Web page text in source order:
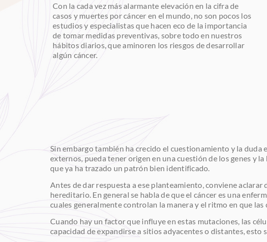
Con la cada vez más alarmante elevación en la cifra de
casos y muertes por cáncer en el mundo, no son pocos los
estudios y especialistas que hacen eco de la importancia
de tomar medidas preventivas, sobre todo en nuestros
hábitos diarios, que aminoren los riesgos de desarrollar
algún cáncer.
Sin embargo también ha crecido el cuestionamiento y la
externos, pueda tener origen en una cuestión de los genes y
que ya ha trazado un patrón bien identificado.
Antes de dar respuesta a ese planteamiento, conviene
hereditario. En general se habla de que el cáncer es una
cuales generalmente controlan la manera y el ritmo en que
Cuando hay un factor que influye en estas mutaciones, las
capacidad de expandirse a sitios adyacentes o distantes, esto